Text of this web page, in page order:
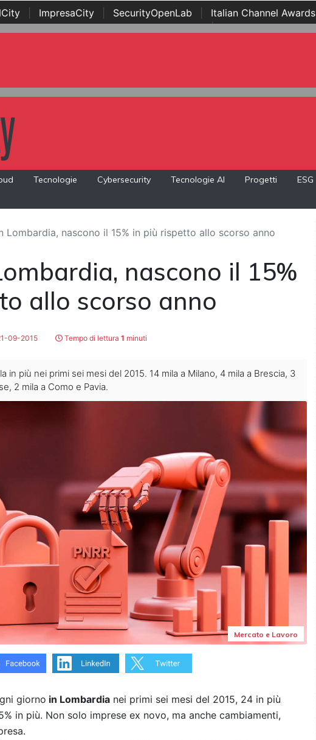
ImpresaCity SecurityOpenLab Italian Channel Awards
Awards | ...
Tecnologie Cybersecurity Tecnologie AI Progetti ESG
Lombardia, nascono il 15% in più rispetto allo scorso anno
nascono il 15%
allo scorso anno
09-2015 Tempo di lettura 1 minuti
in più nei primi sei mesi del 2015. 14 mila a Milano, 4 mila a Brescia, 3
2 mila a Como e Pavia.
Mercato e Lavoro
giorno in Lombardia nei primi sei mesi del 2015, 24 in più
in più. Non solo imprese ex novo, ma anche cambiamenti,